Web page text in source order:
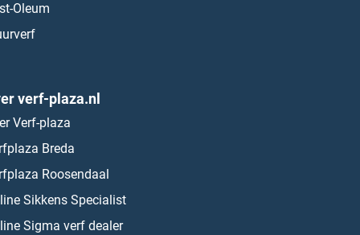
Oleum
verf-plaza.nl
Verf-plaza
Breda
Roosendaal
Sikkens Specialist
Sigma verf dealer